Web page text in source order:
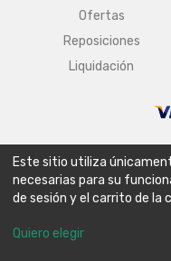
Ofertas
Reposiciones
Liquidación
Aviso legal
Política de privacidad
Este sitio utiliza
necesarias para su
de sesión y el carrito de la
Quiero elegir